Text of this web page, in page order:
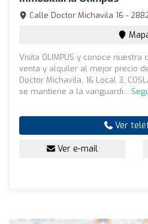
Calle Doctor Michavila 16 -
Visita OLIMPUS y conoce
venta y alquiler al mejor precio
Doctor Michavila, 16 Local 3,
se mantiene a la vanguardi...
Ver
Ver e-mail